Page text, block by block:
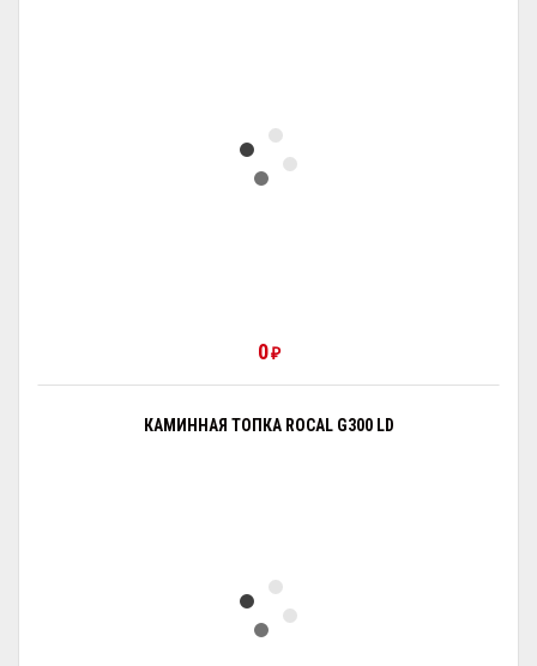
0₽
КАМИННАЯ ТОПКА ROCAL G300 LD